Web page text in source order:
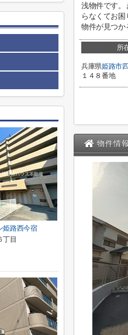
浅物件です。
らなくてお
物件が見つか
所
兵庫県姫路市
１４８番地
物件情報
姫路西今宿
丁目